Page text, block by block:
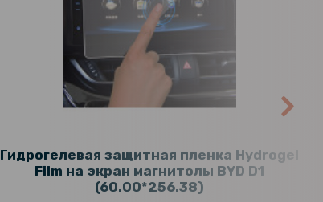
Гидрогелевая защитная пленка Hydrogel
Film на экран магнитолы BYD D1
(60.00*256.38)